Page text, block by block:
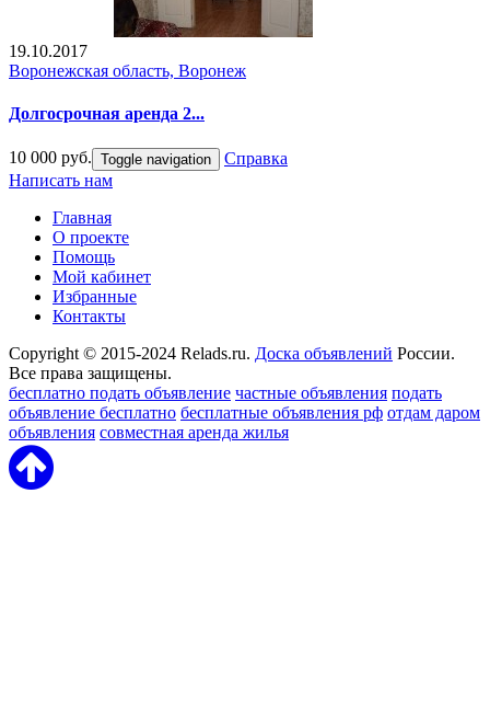
19.10.2017
Воронежская область, Воронеж
Долгосрочная аренда 2...
10 000 руб. Toggle navigation
Справка
Написать нам
Главная
О проекте
Помощь
Мой кабинет
Избранные
Контакты
Copyright © 2015-2024 Relads.ru. Доска объявлений России.
Все права защищены.
бесплатно подать объявление частные объявления подать
объявление бесплатно бесплатные объявления рф отдам даром
объявления совместная аренда жилья